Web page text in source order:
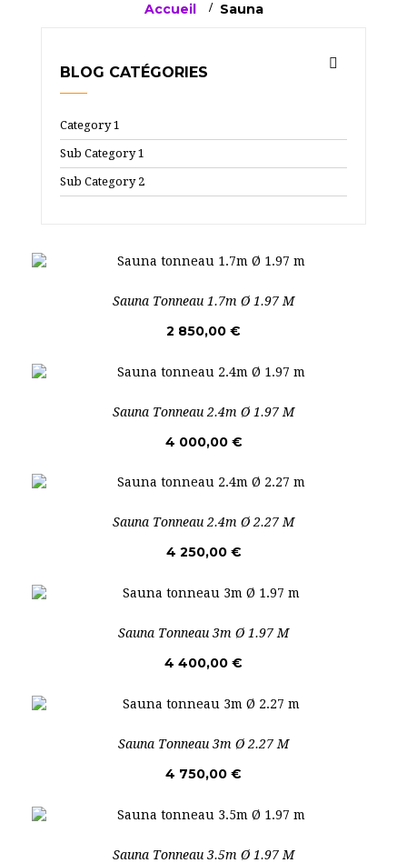
Accueil > Sauna
BLOG CATÉGORIES
Category 1
Sub Category 1
Sub Category 2
Sauna Tonneau 1.7m Ø 1.97 M
2 850,00 €
Sauna Tonneau 2.4m Ø 1.97 M
4 000,00 €
Sauna Tonneau 2.4m Ø 2.27 M
4 250,00 €
Sauna Tonneau 3m Ø 1.97 M
4 400,00 €
Sauna Tonneau 3m Ø 2.27 M
4 750,00 €
Sauna Tonneau 3.5m Ø 1.97 M